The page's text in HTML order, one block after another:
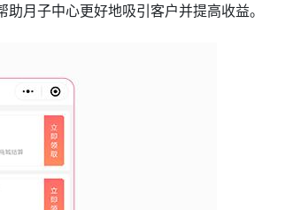
月子中心更好地吸引客户并提高收益。